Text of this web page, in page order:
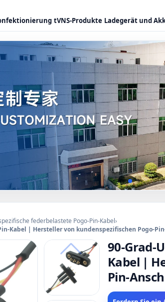
tVNS-Produkte Ladegerät und
federbelastete Pogo-Pin-Kabel›
Kabel | Hersteller von kundenspezifischen Pogo-
90-Grad-
Kabel |
Pin-